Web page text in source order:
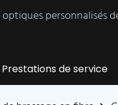
personnalisés
Prestations de service